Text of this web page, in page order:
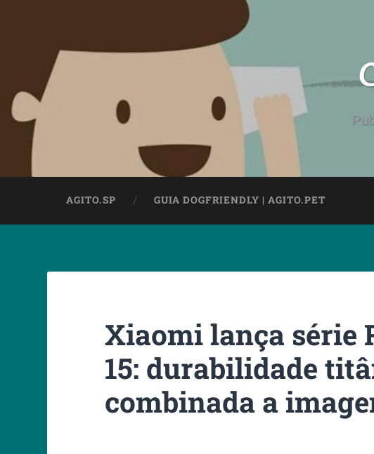
AGITO.SP GUIA DOGFRIENDLY | AGITO.PET
Xiaomi lança série
15: durabilidade
combinada a